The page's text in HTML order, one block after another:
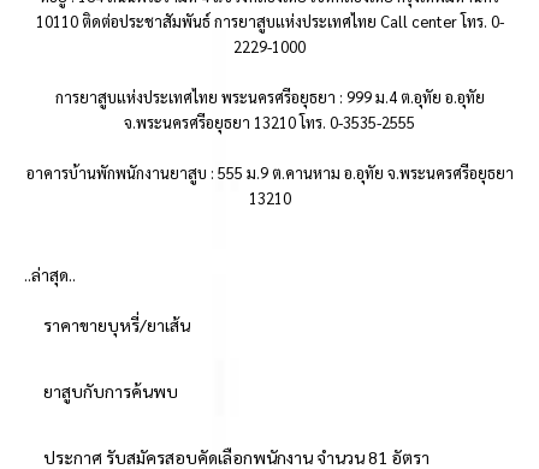
10110 ติดต่อประชาสัมพันธ์ การยาสูบแห่งประเทศไทย Call center โทร. 0-
2229-1000
การยาสูบแห่งประเทศไทย พระนครศรีอยุธยา : 999 ม.4 ต.อุทัย อ.อุทัย
จ.พระนครศรีอยุธยา 13210 โทร. 0-3535-2555
อาคารบ้านพักพนักงานยาสูบ : 555 ม.9 ต.คานหาม อ.อุทัย จ.พระนครศรีอยุธยา
13210
..ล่าสุด..
ราคาขายบุหรี่/ยาเส้น
ยาสูบกับการค้นพบ
ประกาศ รับสมัครสอบคัดเลือกพนักงาน จำนวน 81 อัตรา